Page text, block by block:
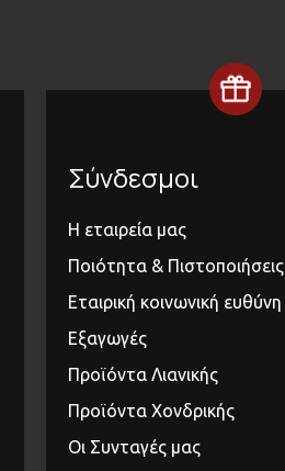
Σύνδεσμοι
Η εταιρεία μας
Ποιότητα & Πιστοποιήσεις
Εταιρική κοινωνική ευθύνη
Εξαγωγές
Προϊόντα Λιανικής
Προϊόντα Χονδρικής
Οι Συνταγές μας